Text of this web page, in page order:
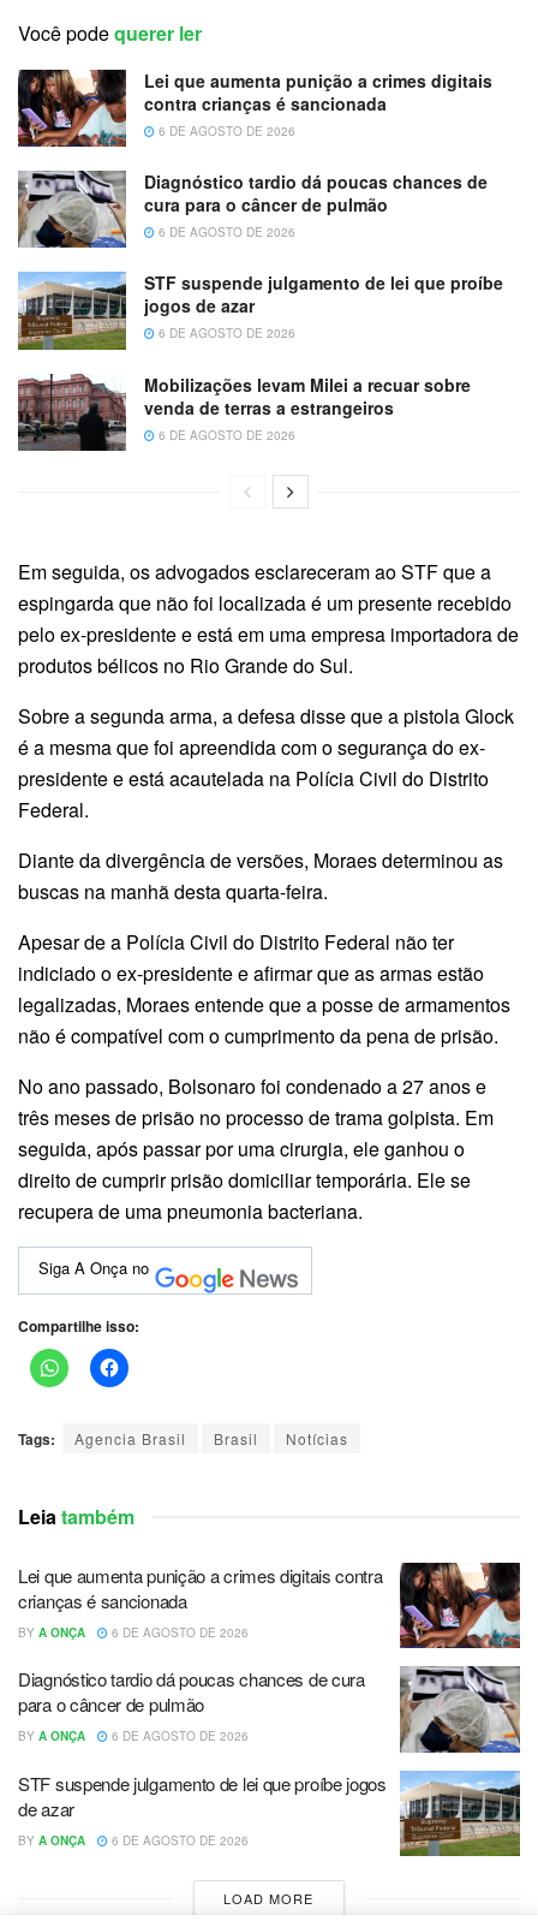
Você podequerer ler
Lei que aumenta punição a crimes digitais
contra crianças é sancionada
6 DE AGOSTO DE 2026
Diagnóstico tardio dá poucas chances de
cura para o câncer de pulmão
6 DE AGOSTO DE 2026
STF suspende julgamento de lei que proíbe
jogos de azar
6 DE AGOSTO DE 2026
Mobilizações levam Milei a recuar sobre
venda de terras a estrangeiros
6 DE AGOSTO DE 2026
Em seguida, os advogados esclareceram ao STF que a
espingarda que não foi localizada é um presente recebido
pelo ex-presidente e está em uma empresa importadora de
produtos bélicos no Rio Grande do Sul.
Sobre a segunda arma, a defesa disse que a pistola Glock
é a mesma que foi apreendida com o segurança do ex-
presidente e está acautelada na Polícia Civil do Distrito
Federal.
Diante da divergência de versões, Moraes determinou as
buscas na manhã desta quarta-feira.
Apesar de a Polícia Civil do Distrito Federal não ter
indiciado o ex-presidente e afirmar que as armas estão
legalizadas, Moraes entende que a posse de armamentos
não é compatível com o cumprimento da pena de prisão.
No ano passado, Bolsonaro foi condenado a 27 anos e
três meses de prisão no processo de trama golpista. Em
seguida, após passar por uma cirurgia, ele ganhou o
direito de cumprir prisão domiciliar temporária. Ele se
recupera de uma pneumonia bacteriana.
Siga A Onça no
Compartilhe isso:
Tags: Agencia Brasil Brasil Notícias
Leia também
Lei que aumenta punição a crimes digitais contra
crianças é sancionada
BY A ONÇA 6 DE AGOSTO DE 2026
Diagnóstico tardio dá poucas chances de cura
para o câncer de pulmão
BY A ONÇA 6 DE AGOSTO DE 2026
STF suspende julgamento de lei que proíbe jogos
de azar
BY A ONÇA 6 DE AGOSTO DE 2026
LOAD MORE